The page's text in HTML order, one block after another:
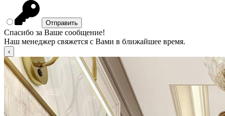
Спасибо за Ваше сообщение!
Наш менеджер свяжется с Вами в ближайшее время.